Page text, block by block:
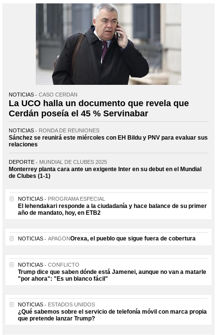
NOTICIAS CASO CERDÁN
La UCO halla un documento que revela que
Cerdán poseía el 45 % Servinabar
NOTICIAS RONDA DE REUNIONES
Sánchez se reunirá este miércoles con EH Bildu y PNV para evaluar sus
relaciones
DEPORTE MUNDIAL DE CLUBES 2025
Monterrey planta cara ante un exigente Inter en su debut en el Mundial
de Clubes (1-1)
NOTICIAS PROGRAMA ESPECIAL
El lehendakari responde a la ciudadanía y hace balance de su primer
año de mandato, hoy, en ETB2
NOTICIAS APAGÓNOrexa, el pueblo que sigue fuera de cobertura
NOTICIAS CONFLICTO
Trump dice que saben dónde está Jamenei, aunque no van a matarle
"por ahora": "Es un blanco fácil"
NOTICIAS ESTADOS UNIDOS
¿Qué sabemos sobre el servicio de telefonía móvil con marca propia
que pretende lanzar Trump?